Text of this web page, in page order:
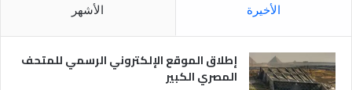
ر
ي
ة
الأخيرة الأشهر
إطلاق الموقع الإلكتروني الرسمي للمتحف
المصري الكبير